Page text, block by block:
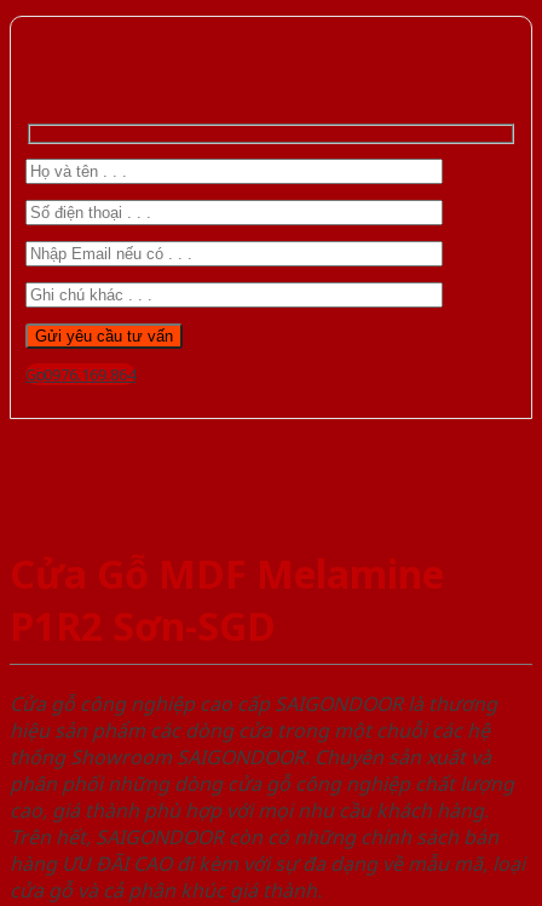
Gọi 0976.169.864
Cửa Gỗ MDF Melamine
P1R2 Sơn-SGD
Cửa gỗ công nghiệp cao cấp SAIGONDOOR là thương
hiệu sản phẩm các dòng cửa trong một chuỗi các hệ
thống Showroom SAIGONDOOR. Chuyên sản xuất và
phân phối những dòng cửa gỗ công nghiệp chất lượng
cao, giá thành phù hợp với mọi nhu cầu khách hàng.
Trên hết, SAIGONDOOR còn có những chính sách bán
hàng ƯU ĐÃI CAO đi kèm với sự đa dạng về mẫu mã, loại
cửa gỗ và cả phân khúc giá thành.